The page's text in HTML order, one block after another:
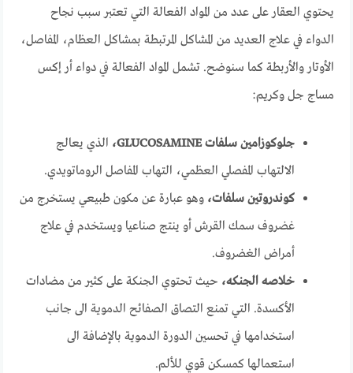
يحتوي العقار على عدد من المواد الفعالة التي تعتبر سبب نجاح
الدواء في علاج العديد من المشاكل المرتبطة بمشاكل العظام، المفاصل،
الأوتار والأربطة كما سنوضح. تشمل المواد الفعالة في دواء أر إكس
مساج جل وكريم:
جلوكوزامين سلفات GLUCOSAMINE،
الذي يعالج
الالتهاب المفصلي العظمي، التهاب المفاصل الروماتويدي.
كوندروتين سلفات، وهو عبارة عن مكون طبيعي يستخرج من
غضروف سمك القرش أو ينتج صناعيا ويستخدم في علاج
أمراض الغضروف.
خلاصه الجنكه، حيث تحتوي الجنكة على كثير من مضادات
الأكسدة. التي تمنع التصاق الصفائح الدموية الى جانب
استخدامها في تحسين الدورة الدموية بالإضافة الى
استعمالها كمسكن قوي للألم.